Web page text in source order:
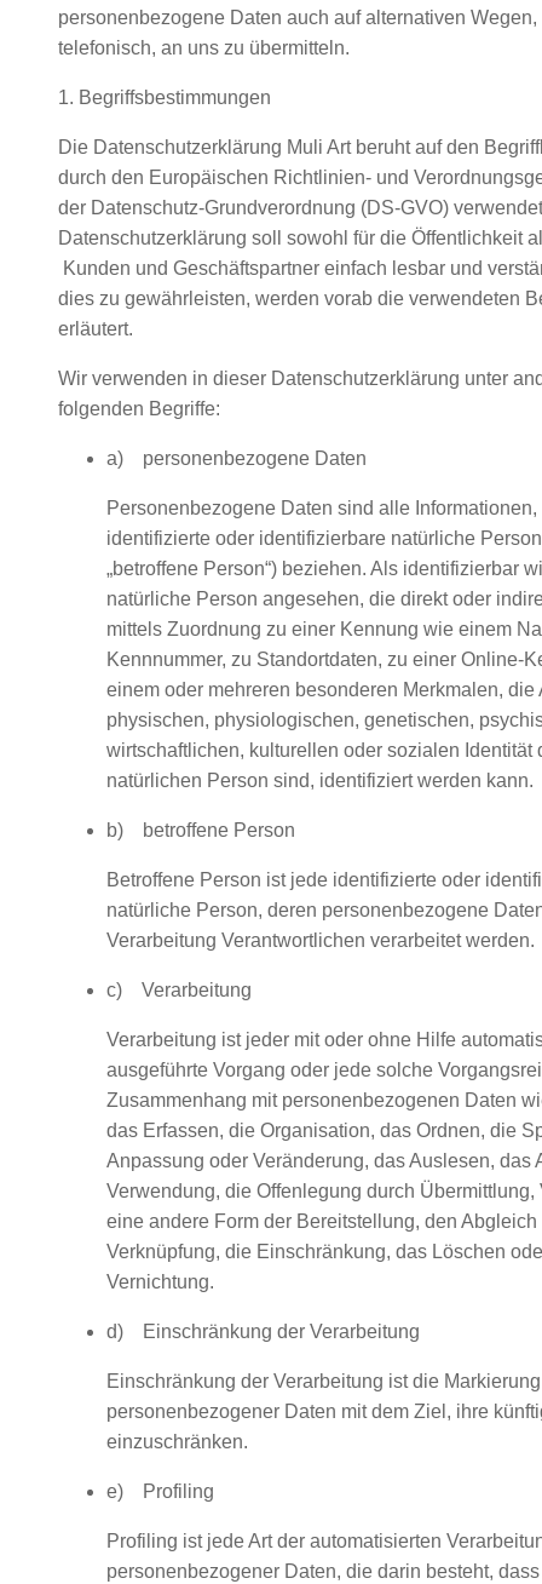
personenbezogene Daten auch auf alternativen
telefonisch, an uns zu übermitteln.
1. Begriffsbestimmungen
Die Datenschutzerklärung Muli Art beruht auf den
durch den Europäischen Richtlinien- und
der Datenschutz-Grundverordnung (DS-GVO)
Datenschutzerklärung soll sowohl für die Öffentlichkeit
Kunden und Geschäftspartner einfach lesbar und
dies zu gewährleisten, werden vorab die verwendeten
erläutert.
Wir verwenden in dieser Datenschutzerklärung unter
folgenden Begriffe:
a) personenbezogene Daten
Personenbezogene Daten sind alle
identifizierte oder identifizierbare natürliche
„betroffene Person“) beziehen. Als identifizierbar
natürliche Person angesehen, die direkt oder
mittels Zuordnung zu einer Kennung wie einem
Kennnummer, zu Standortdaten, zu einer Online-
einem oder mehreren besonderen Merkmalen, die
physischen, physiologischen, genetischen,
wirtschaftlichen, kulturellen oder sozialen Identität
natürlichen Person sind, identifiziert werden kann.
b) betroffene Person
Betroffene Person ist jede identifizierte oder
natürliche Person, deren personenbezogene
Verarbeitung Verantwortlichen verarbeitet werden.
c) Verarbeitung
Verarbeitung ist jeder mit oder ohne Hilfe
ausgeführte Vorgang oder jede solche
Zusammenhang mit personenbezogenen Daten
das Erfassen, die Organisation, das Ordnen, die
Anpassung oder Veränderung, das Auslesen, das
Verwendung, die Offenlegung durch Übermittlung,
eine andere Form der Bereitstellung, den Abgleich
Verknüpfung, die Einschränkung, das Löschen
Vernichtung.
d) Einschränkung der Verarbeitung
Einschränkung der Verarbeitung ist die
personenbezogener Daten mit dem Ziel, ihre
einzuschränken.
e) Profiling
Profiling ist jede Art der automatisierten
personenbezogener Daten, die darin besteht,